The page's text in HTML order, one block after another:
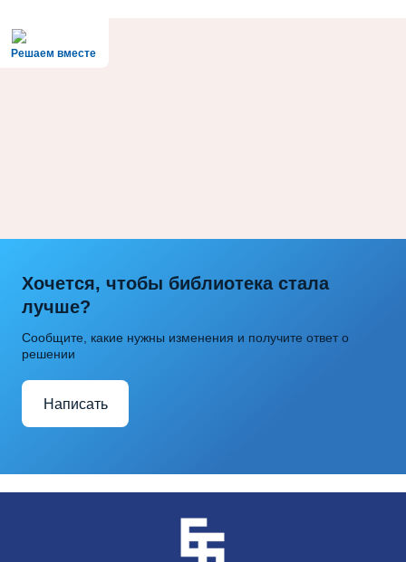
Решаем вместе
Хочется, чтобы библиотека стала
лучше?
Сообщите, какие нужны изменения и получите ответ о
решении
Написать